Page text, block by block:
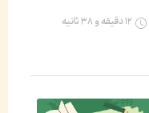
۱۲ دقیقه و ۳۸ ثانیه